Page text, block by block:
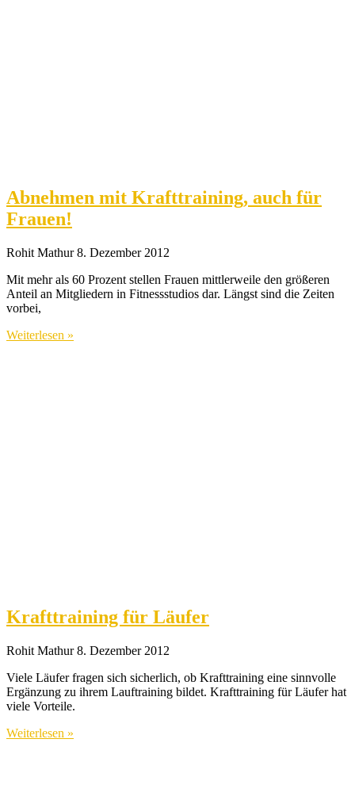
Abnehmen mit Krafttraining, auch für
Frauen!
Rohit Mathur8. Dezember 2012
Mit mehr als 60 Prozent stellen Frauen mittlerweile den größeren
Anteil an Mitgliedern in Fitnessstudios dar. Längst sind die Zeiten
vorbei,
Weiterlesen »
Krafttraining für Läufer
Rohit Mathur8. Dezember 2012
Viele Läufer fragen sich sicherlich, ob Krafttraining eine sinnvolle
Ergänzung zu ihrem Lauftraining bildet. Krafttraining für Läufer hat
viele Vorteile.
Weiterlesen »